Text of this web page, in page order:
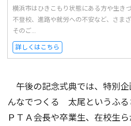
横浜市はひきこもり状態にある方や生き
不登校、進路や就労への不安など、さま
そのご...
詳しくはこちら
午後の記念式典では、特別企
んなでつくる 太尾というふる
ＰＴＡ会長や卒業生、在校生